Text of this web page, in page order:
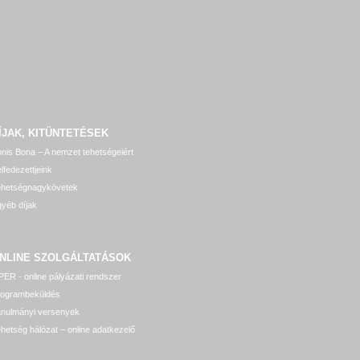
KITÜNTETÉSEK
Bona – A nemzet tehetségeiért
díjak
SZOLGÁLTATÁSOK
- online pályázati rendszer
versenyek
hálózat – online adatkezelő